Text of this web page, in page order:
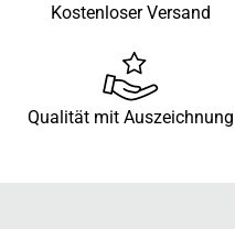
Kostenloser Versand
Qualität mit Auszeichnung